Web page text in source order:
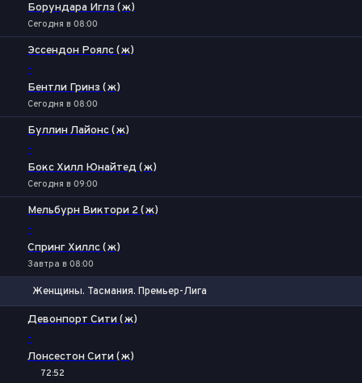
Борундара Иглз (ж)
Сегодня в 08:00
Эссендон Роялс (ж)
-
Бентли Гринз (ж)
Сегодня в 08:00
Буллин Лайонс (ж)
-
Бокс Хилл Юнайтед (ж)
Сегодня в 09:00
Мельбурн Виктори 2 (ж)
-
Спринг Хиллс (ж)
Завтра в 08:00
Женщины. Тасмания. Премьер-Лига
Девонпорт Сити (ж)
-
Лонсестон Сити (ж)
72:52